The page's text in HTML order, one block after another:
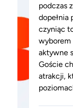
podczas
dopełnia
czyniąc
wyborem
aktywne
Goście
atrakcji,